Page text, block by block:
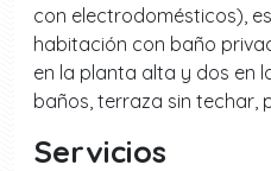
con electrodomésticos),
habitación con baño
en la planta alta y dos en
baños, terraza sin techar,
Servicios